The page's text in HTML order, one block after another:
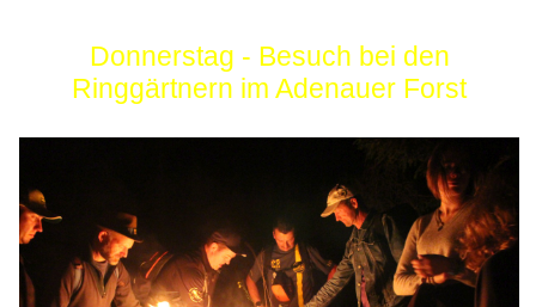
Donnerstag - Besuch bei den
Ringgärtnern im Adenauer Forst